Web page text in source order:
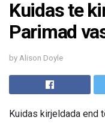
Kuidas te
Parimad
by Alison Doyle
Kuidas kirjeldada end